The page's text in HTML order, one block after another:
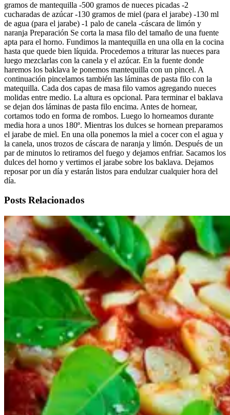
gramos de mantequilla -500 gramos de nueces picadas -2
cucharadas de azúcar -130 gramos de miel (para el jarabe) -130 ml
de agua (para el jarabe) -1 palo de canela -cáscara de limón y
naranja Preparación Se corta la masa filo del tamaño de una fuente
apta para el horno. Fundimos la mantequilla en una olla en la cocina
hasta que quede bien líquida. Procedemos a triturar las nueces para
luego mezclarlas con la canela y el azúcar. En la fuente donde
haremos los baklava le ponemos mantequilla con un pincel. A
continuación pincelamos también las láminas de pasta filo con la
matequilla. Cada dos capas de masa filo vamos agregando nueces
molidas entre medio. La altura es opcional. Para terminar el baklava
se dejan dos láminas de pasta filo encima. Antes de hornear,
cortamos todo en forma de rombos. Luego lo horneamos durante
media hora a unos 180º. Mientras los dulces se hornean preparamos
el jarabe de miel. En una olla ponemos la miel a cocer con el agua y
la canela, unos trozos de cáscara de naranja y limón. Después de un
par de minutos lo retiramos del fuego y dejamos enfriar. Sacamos los
dulces del horno y vertimos el jarabe sobre los baklava. Dejamos
reposar por un día y estarán listos para endulzar cualquier hora del
día.
Posts Relacionados